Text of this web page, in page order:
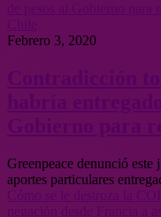
Febrero 3, 2020
Greenpeace denunció
aportes particulares